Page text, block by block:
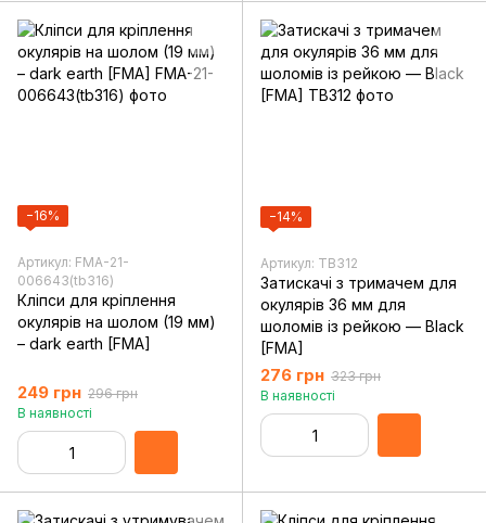
−16%
Артикул: FMA-21-
006643(tb316)
Кліпси для кріплення
окулярів на шолом (19 мм)
– dark earth [FMA]
249 грн 296 грн
В наявності
−14%
Артикул: TB312
Затискачі з тримачем для
окулярів 36 мм для
шоломів із рейкою — Black
[FMA]
276 грн 323 грн
В наявності